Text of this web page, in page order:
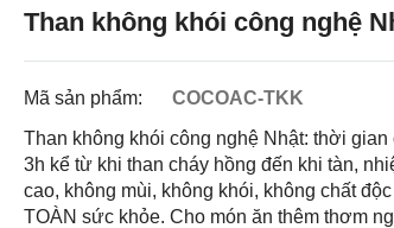
Than không khói công nghệ
Mã sản phẩm:
COCOAC-TKK
Than không khói công nghệ Nhật: thời gian
3h kể từ khi than cháy hồng đến khi tàn,
cao, không mùi, không khói, không chất độc
TOÀN sức khỏe. Cho món ăn thêm thơm